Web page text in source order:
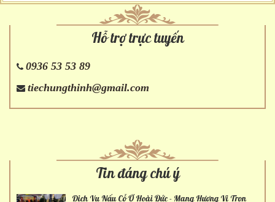
Hỗ trợ trực tuyến
0936 53 53 89
tiechungthinh@gmail.com
Tin đáng chú ý
Dịch Vụ Nấu Cỗ Ở Hoài Đức - Mang Hương Vị Trọn